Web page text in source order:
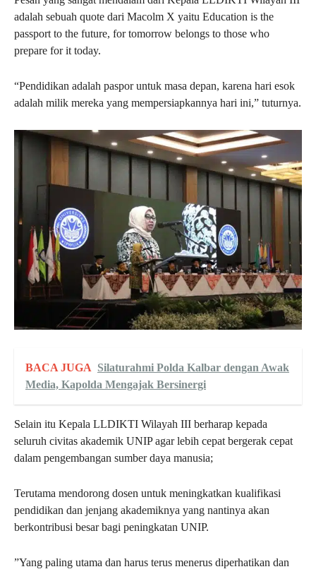
adalah sebuah quote dari Macolm X yaitu Education is the
passport to the future, for tomorrow belongs to those who
prepare for it today.
“Pendidikan adalah paspor untuk masa depan, karena hari esok
adalah milik mereka yang mempersiapkannya hari ini,” tuturnya.
BACA JUGA Silaturahmi Polda Kalbar dengan Awak
Media, Kapolda Mengajak Bersinergi
Selain itu Kepala LLDIKTI Wilayah III berharap kepada
seluruh civitas akademik UNIP agar lebih cepat bergerak cepat
dalam pengembangan sumber daya manusia;
Terutama mendorong dosen untuk meningkatkan kualifikasi
pendidikan dan jenjang akademiknya yang nantinya akan
berkontribusi besar bagi peningkatan UNIP.
”Yang paling utama dan harus terus menerus diperhatikan dan